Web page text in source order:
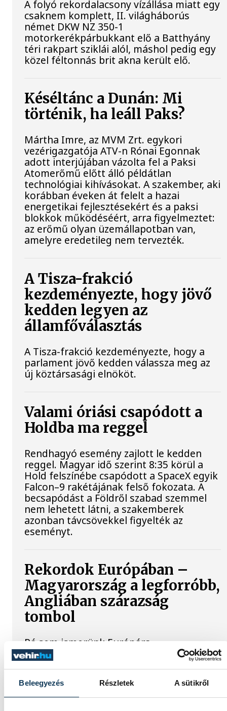
Beleegyezés Részletek A sütikről
A folyó rekordalacsony vízállása miatt egy
csaknem komplett, II. világháborús
német DKW NZ 350-1
motorkerékpárbukkant elő a Batthyány
téri rakpart sziklái alól, máshol pedig egy
közel féltonnás brit akna került elő.
Késéltánc a Dunán: Mi
történik, ha leáll Paks?
Mártha Imre, az MVM Zrt. egykori
vezérigazgatója ATV-n Rónai Egonnak
adott interjújában vázolta fel a Paksi
Atomerőmű előtt álló példátlan
technológiai kihívásokat. A szakember, aki
korábban éveken át felelt a hazai
energetikai fejlesztésekért és a paksi
blokkok működéséért, arra figyelmeztet:
az erőmű olyan üzemállapotban van,
amelyre eredetileg nem tervezték.
A Tisza-frakció
kezdeményezte, hogy jövő
kedden legyen az
államfőválasztás
A Tisza-frakció kezdeményezte, hogy a
parlament jövő kedden válassza meg az
új köztársasági elnököt.
Valami óriási csapódott a
Holdba ma reggel
Rendhagyó esemény zajlott le kedden
reggel. Magyar idő szerint 8:35 körül a
Hold felszínébe csapódott a SpaceX egyik
Falcon–9 rakétájának felső fokozata. A
becsapódást a Földről szabad szemmel
nem lehetett látni, a szakemberek
azonban távcsövekkel figyelték az
eseményt.
Rekordok Európában –
Magyarország a legforróbb,
Angliában szárazság
tombol
Rá sem ismerünk Európára,
kontinensszerte rekordokat dönt a
hőség. Magyarország a legforróbb
Egyesült Királyságban olyan száraz júliust
mértek, amilyenre 155 éve nem volt